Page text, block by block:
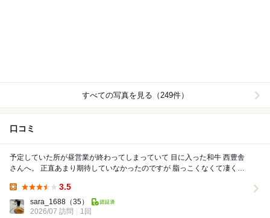
すべての写真を見る（249件）
口コミ
予定していた所が昼営業が終わってしまっていて 目に入った和牛 西豊舎
さんへ。 正直あまり期待していなかったのですが 脂っこくなくて凄く美
3.5
sara_1688 （35）
2026/07 訪問
1回